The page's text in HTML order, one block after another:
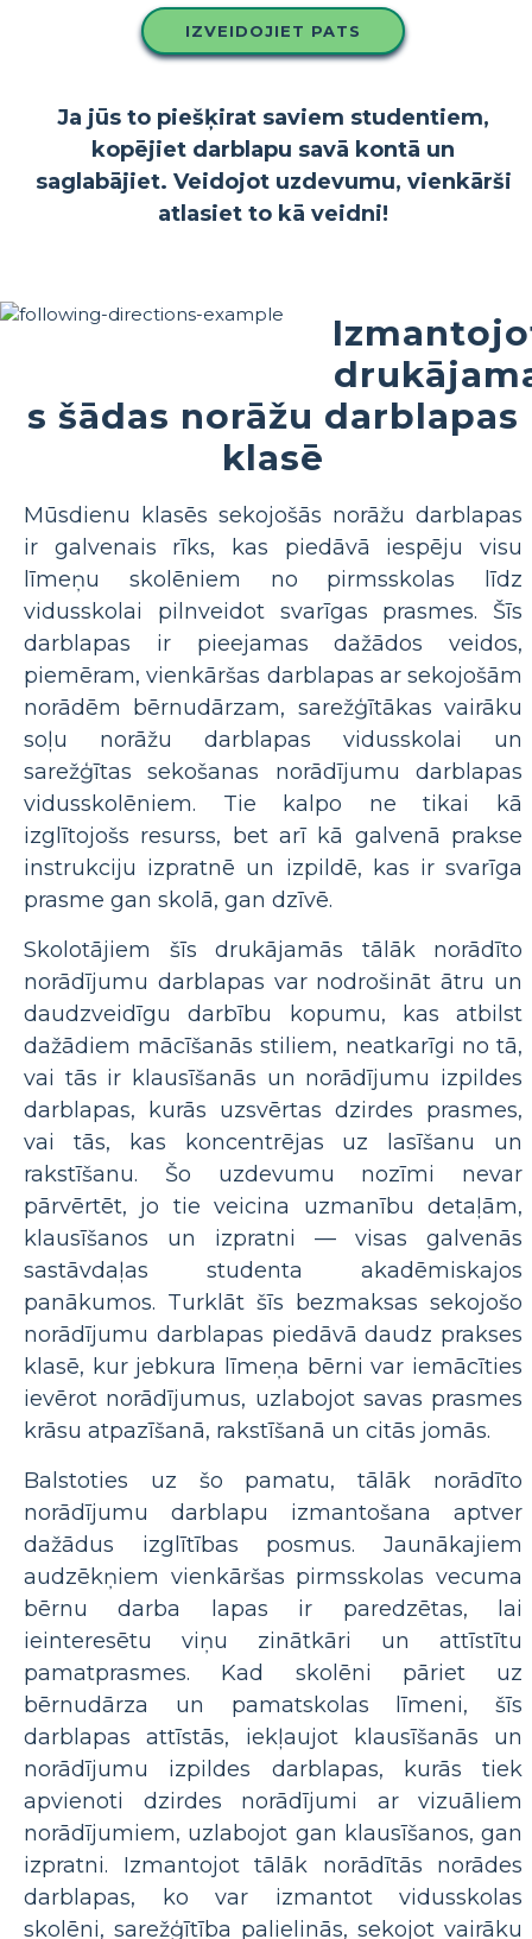
IZVEIDOJIET PATS
Ja jūs to piešķirat saviem studentiem,
kopējiet darblapu savā kontā un
saglabājiet. Veidojot uzdevumu, vienkārši
atlasiet to kā veidni!
s šādas norāžu darblapas
klasē
Mūsdienu klasēs sekojošās norāžu darblapas
ir galvenais rīks, kas piedāvā iespēju visu
līmeņu skolēniem no pirmsskolas līdz
vidusskolai pilnveidot svarīgas prasmes. Šīs
darblapas ir pieejamas dažādos veidos,
piemēram, vienkāršas darblapas ar sekojošām
norādēm bērnudārzam, sarežģītākas vairāku
soļu norāžu darblapas vidusskolai un
sarežģītas sekošanas norādījumu darblapas
vidusskolēniem. Tie kalpo ne tikai kā
izglītojošs resurss, bet arī kā galvenā prakse
instrukciju izpratnē un izpildē, kas ir svarīga
prasme gan skolā, gan dzīvē.
Skolotājiem šīs drukājamās tālāk norādīto
norādījumu darblapas var nodrošināt ātru un
daudzveidīgu darbību kopumu, kas atbilst
dažādiem mācīšanās stiliem, neatkarīgi no tā,
vai tās ir klausīšanās un norādījumu izpildes
darblapas, kurās uzsvērtas dzirdes prasmes,
vai tās, kas koncentrējas uz lasīšanu un
rakstīšanu. Šo uzdevumu nozīmi nevar
pārvērtēt, jo tie veicina uzmanību detaļām,
klausīšanos un izpratni — visas galvenās
sastāvdaļas studenta akadēmiskajos
panākumos. Turklāt šīs bezmaksas sekojošo
norādījumu darblapas piedāvā daudz prakses
klasē, kur jebkura līmeņa bērni var iemācīties
ievērot norādījumus, uzlabojot savas prasmes
krāsu atpazīšanā, rakstīšanā un citās jomās.
Balstoties uz šo pamatu, tālāk norādīto
norādījumu darblapu izmantošana aptver
dažādus izglītības posmus. Jaunākajiem
audzēkņiem vienkāršas pirmsskolas vecuma
bērnu darba lapas ir paredzētas, lai
ieinteresētu viņu zinātkāri un attīstītu
pamatprasmes. Kad skolēni pāriet uz
bērnudārza un pamatskolas līmeni, šīs
darblapas attīstās, iekļaujot klausīšanās un
norādījumu izpildes darblapas, kurās tiek
apvienoti dzirdes norādījumi ar vizuāliem
norādījumiem, uzlabojot gan klausīšanos, gan
izpratni. Izmantojot tālāk norādītās norādes
darblapas, ko var izmantot vidusskolas
skolēni, sarežģītība palielinās, sekojot vairāku